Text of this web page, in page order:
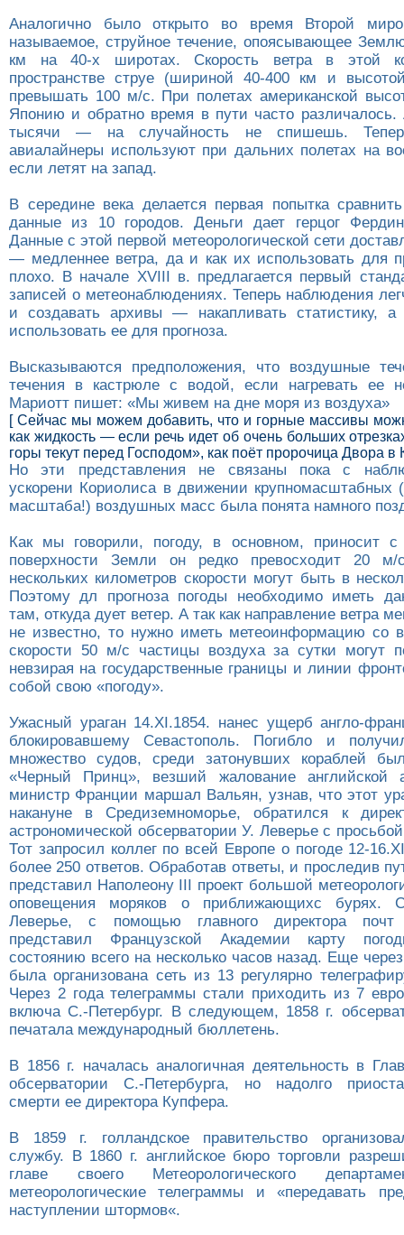
Аналогично было открыто во время Второй
называемое, струйное течение, опоясывающее
км на 40-х широтах. Скорость ветра в этой
пространстве струе (шириной 40-400 км и
превышать 100 м/с. При полетах американской
Японию и обратно время в пути часто
тысячи — на случайность не спишешь.
авиалайнеры используют при дальних полетах на
если летят на запад.
В середине века делается первая попытка
данные из 10 городов. Деньги дает герцог
Данные с этой первой метеорологической сети
— медленнее ветра, да и как их использовать для
плохо. В начале XVIII в. предлагается первый
записей о метеонаблюдениях. Теперь наблюдения
и создавать архивы — накапливать статистику, а
использовать ее для прогноза.
Высказываются предположения, что воздушные
течения в кастрюле с водой, если нагревать ее
Мариотт пишет: «Мы живем на дне моря из воздуха»
[ Сейчас мы можем добавить, что и горные массивы
как жидкость — если речь идет об очень больших
горы текут перед Господом», как поёт пророчица Двора в
Но эти представления не связаны пока с
ускорени Кориолиса в движении крупномасштабных
масштаба!) воздушных масс была понята намного
Как мы говорили, погоду, в основном, приносит
поверхности Земли он редко превосходит 20
нескольких километров скорости могут быть в
Поэтому дл прогноза погоды необходимо иметь
там, откуда дует ветер. А так как направление ветра
не известно, то нужно иметь метеоинформацию со
скорости 50 м/с частицы воздуха за сутки могут
невзирая на государственные границы и линии
собой свою «погоду».
Ужасный ураган 14.XI.1854. нанес ущерб англо-
блокировавшему Севастополь. Погибло и
множество судов, среди затонувших кораблей
«Черный Принц», везший жалование английской
министр Франции маршал Вальян, узнав, что этот
накануне в Средиземноморье, обратился к
астрономической обсерватории У. Леверье с
Тот запросил коллег по всей Европе о погоде 12-
более 250 ответов. Обработав ответы, и проследив
представил Наполеону III проект большой
оповещения моряков о приближающихс бурях.
Леверье, с помощью главного директора почт
представил Французской Академии карту
состоянию всего на несколько часов назад. Еще
была организована сеть из 13 регулярно
Через 2 года телеграммы стали приходить из 7
включа С.-Петербург. В следующем, 1858 г.
печатала международный бюллетень.
В 1856 г. началась аналогичная деятельность в
обсерватории С.-Петербурга, но надолго
смерти ее директора Купфера.
В 1859 г. голландское правительство
службу. В 1860 г. английское бюро торговли
главе своего Метеорологического
метеорологические телеграммы и «передавать
наступлении штормов«.